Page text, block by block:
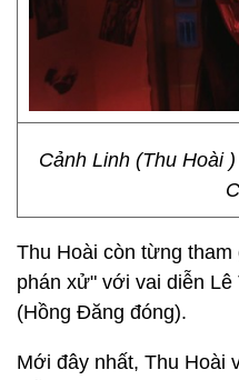
Cảnh Linh (Thu Hoài
Thu Hoài còn từng
phán xử" với vai diễn Lê
(Hồng Đăng đóng).
Mới đây nhất, Thu Hoài